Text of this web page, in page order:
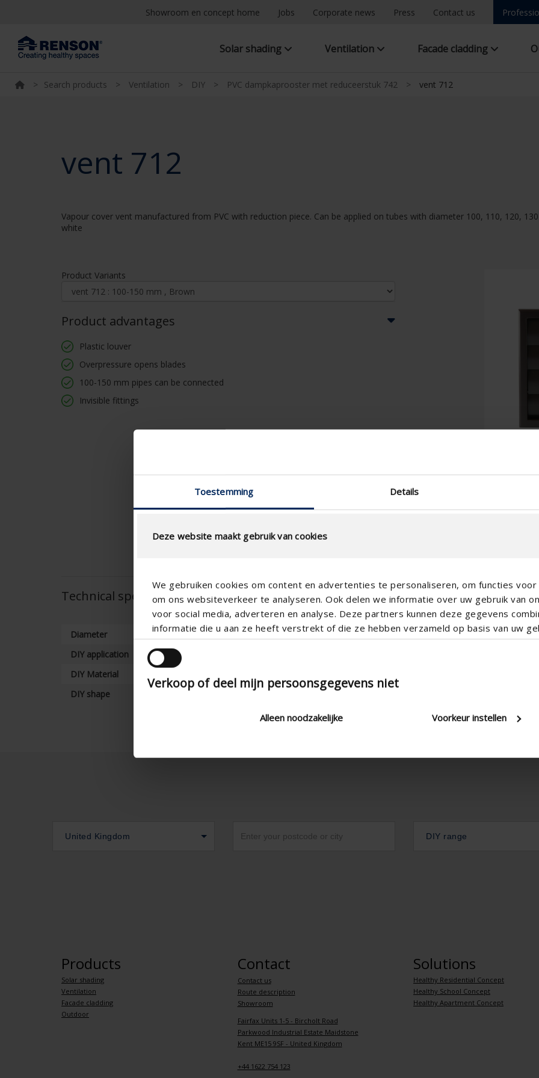
Toestemming Details
Deze website maakt gebruik van cookies
We gebruiken cookies om content en advertenties te personaliseren, om functies
om ons websiteverkeer te analyseren. Ook delen we informatie over uw gebruik van
voor social media, adverteren en analyse. Deze partners kunnen deze gegevens
informatie die u aan ze heeft verstrekt of die ze hebben verzameld op basis van uw
Verkoop of deel mijn persoonsgegevens niet
Alleen noodzakelijke Voorkeur instellen
Showroom en concept home Jobs Corporate news Press Contact us
Solar shading Ventilation Facade cladding
> Search products > Ventilation > DIY > PVC dampkaprooster met reduceerstuk 742 > vent 712
vent 712
Vapour cover vent manufactured from PVC with reduction piece. Can be applied on tubes with diameter 100, 110, 120,
white
Product Variants
Product advantages
Plastic louver
Overpressure opens blades
100-150 mm pipes can be connected
Invisible fittings
Technical specifications
Diameter
100-150 mm
DIY application
DIY Material
DIY shape
United Kingdom DIY range
Products
Solar shading
Ventilation
Facade cladding
Outdoor
Contact
Contact us
Route description
Showroom
Fairfax Units 1-5 - Bircholt Road
Parkwood Industrial Estate Maidstone
Kent ME15 9SF - United Kingdom
+44 1622 754 123
Solutions
Healthy Residential Concept
Healthy School Concept
Healthy Apartment Concept